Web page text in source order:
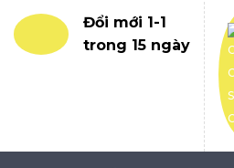
Đổi mới 1-1
trong 15 ngày